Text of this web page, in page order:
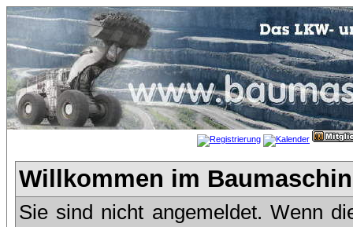
Willkommen im
Sie sind nicht angemeldet. Wenn